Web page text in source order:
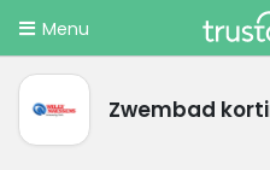
Menu
Zwembad